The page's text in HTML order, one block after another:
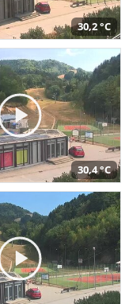
30,2 °C
30,4 °C